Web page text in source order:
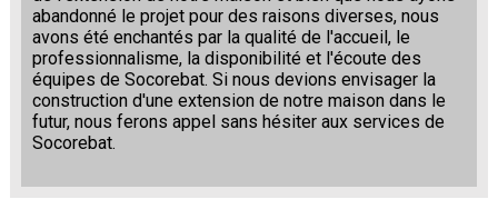
abandonné le projet pour des raisons diverses, nous
avons été enchantés par la qualité de l'accueil, le
professionnalisme, la disponibilité et l'écoute des
équipes de Socorebat. Si nous devions envisager la
construction d'une extension de notre maison dans le
futur, nous ferons appel sans hésiter aux services de
Socorebat.